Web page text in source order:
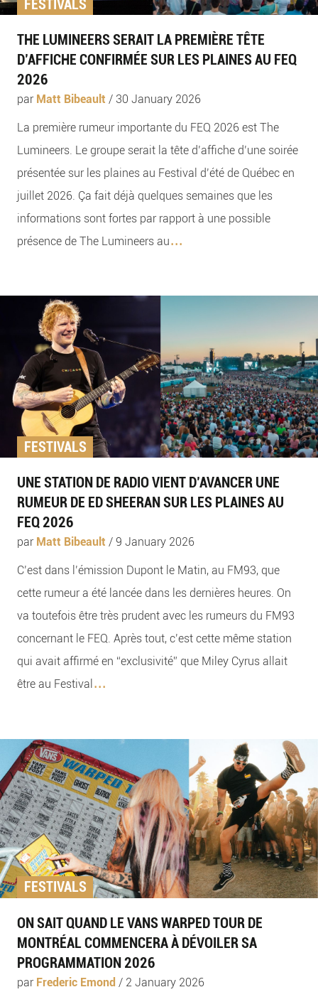
FESTIVALS
THE LUMINEERS SERAIT LA PREMIÈRE TÊTE
D’AFFICHE CONFIRMÉE SUR LES PLAINES AU FEQ
2026
par Matt Bibeault / 30 January 2026
La première rumeur importante du FEQ 2026 est The
Lumineers. Le groupe serait la tête d’affiche d’une soirée
présentée sur les plaines au Festival d’été de Québec en
juillet 2026. Ça fait déjà quelques semaines que les
informations sont fortes par rapport à une possible
présence de The Lumineers au...
FESTIVALS
UNE STATION DE RADIO VIENT D’AVANCER UNE
RUMEUR DE ED SHEERAN SUR LES PLAINES AU
FEQ 2026
par Matt Bibeault / 9 January 2026
C’est dans l’émission Dupont le Matin, au FM93, que
cette rumeur a été lancée dans les dernières heures. On
va toutefois être très prudent avec les rumeurs du FM93
concernant le FEQ. Après tout, c’est cette même station
qui avait affirmé en “exclusivité” que Miley Cyrus allait
être au Festival ...
FESTIVALS
ON SAIT QUAND LE VANS WARPED TOUR DE
MONTRÉAL COMMENCERA À DÉVOILER SA
PROGRAMMATION 2026
par Frederic Emond / 2 January 2026